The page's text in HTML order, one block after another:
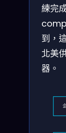
練完
到，
北美
器。